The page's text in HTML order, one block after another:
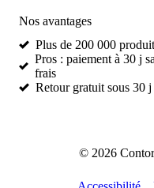
Nos avantages
Plus de 200 000
Pros : paiement à 30 j
frais
Retour gratuit sous 30 j
© 2026